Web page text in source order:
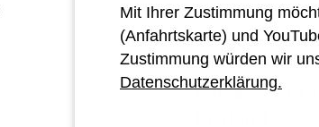
Das
unseren
Buchbinder
Mit Ihrer Zustimmung
(Anfahrtskarte) und
Zustimmung würden wir
Datenschutzerklärung.